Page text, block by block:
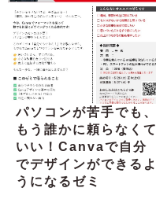
パソコンが苦手でも、
もう誰かに頼らなくて
いい！Canvaで自分
でデザインができるよ
うになるゼミ